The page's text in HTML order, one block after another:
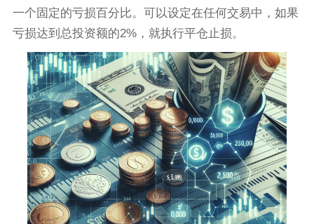
一个固定的亏损百分比。可以设定在任何交易中，如果
亏损达到总投资额的2%，就执行平仓止损。